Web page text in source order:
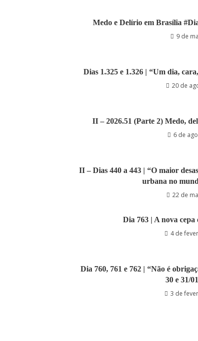
Medo e Delírio em Brasília
9 de
Dias 1.325 e 1.326 | “Um dia,
20 de
II – 2026.51 (Parte 2) Medo,
6 de
II – Dias 440 a 443 | “O maior
urbana no
22 de
Dia 763 | A nova cepa
4 de
Dia 760, 761 e 762 | “Não é
30 e 31/
3 de